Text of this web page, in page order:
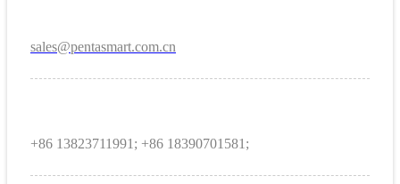
sales@pentasmart.com.cn
+86 13823711991; +86 18390701581;